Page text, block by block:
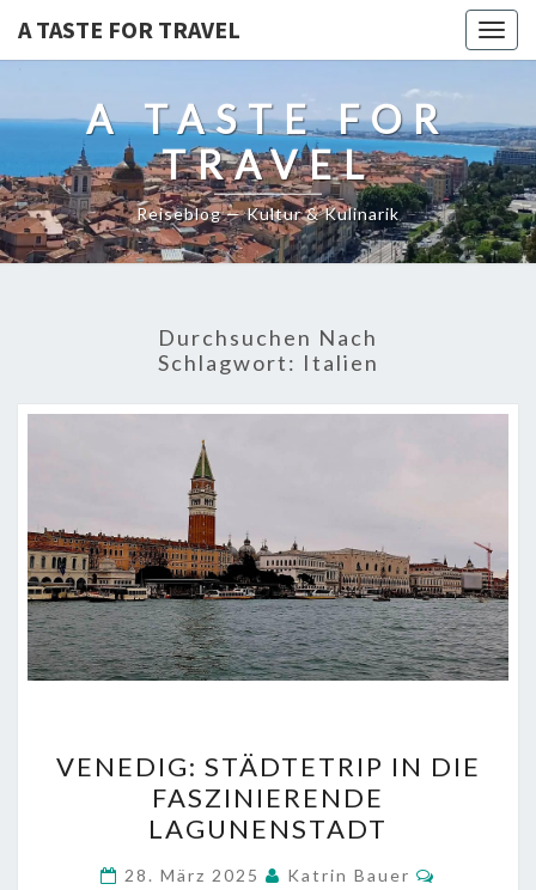
A TASTE FOR TRAVEL
A TASTE FOR
TRAVEL
Reiseblog — Kultur & Kulinarik
Durchsuchen Nach
Schlagwort: Italien
STÄDTETRIP
IN
DIE
FASZINIERENDE
VENEDIG: STÄDTETRIP IN DIE
FASZINIERENDE
LAGUNENSTADT
28. März 2025 Katrin Bauer